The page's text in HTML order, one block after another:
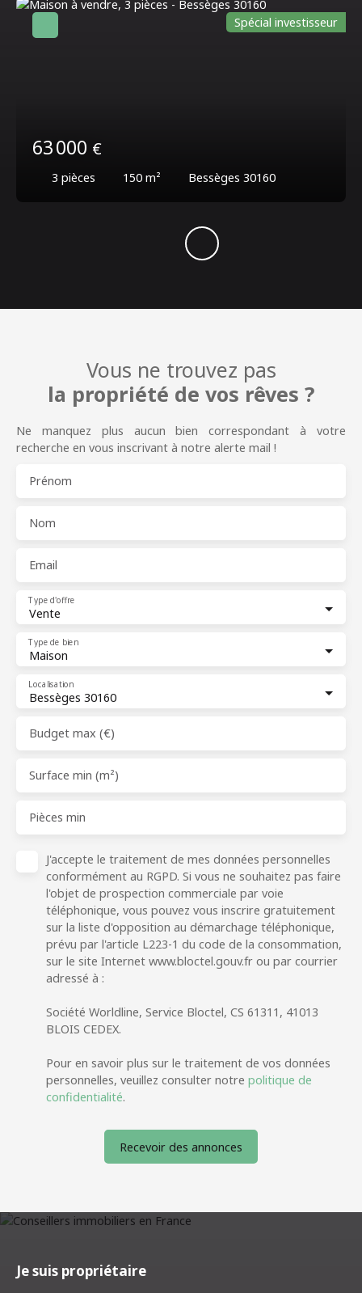
63 000 €
3 pièces 150 m² Bessèges 30160
Spécial investisseur
Vous ne trouvez pas
la propriété de vos rêves ?
Ne manquez plus aucun bien correspondant à votre
recherche en vous inscrivant à notre alerte mail !
Prénom
Nom
Email
Vente
Type d'offre
Maison
Type de bien
Bessèges 30160
Localisation
Budget max (€)
Surface min (m²)
Pièces min
J'accepte le traitement de mes données personnelles
conformément au RGPD. Si vous ne souhaitez pas faire
l'objet de prospection commerciale par voie
téléphonique, vous pouvez vous inscrire gratuitement
sur la liste d'opposition au démarchage téléphonique,
prévu par l'article L223-1 du code de la consommation,
sur le site Internet www.bloctel.gouv.fr ou par courrier
adressé à :
Société Worldline, Service Bloctel, CS 61311, 41013
BLOIS CEDEX.
Pour en savoir plus sur le traitement de vos données
personnelles, veuillez consulter notre politique de
confidentialité.
Recevoir des annonces
Je suis propriétaire